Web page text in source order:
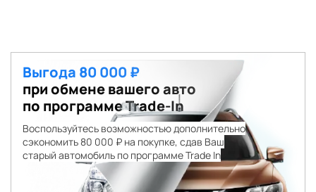
Выгода 80 000 ₽
при обмене вашего авто
по программе Trade-In
Воспользуйтесь возможностью дополнительно
сэкономить 80 000 ₽ на покупке, сдав Ваш
старый автомобиль по программе Trade In